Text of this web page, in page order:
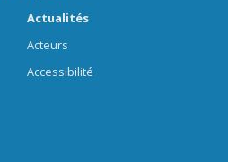
Actualités
Acteurs
Accessibilité